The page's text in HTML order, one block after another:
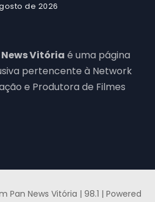
de 2026
Vitória é uma página
pertencente à Network
e Produtora de Filmes
Pan News Vitória | 98.1 | Powered